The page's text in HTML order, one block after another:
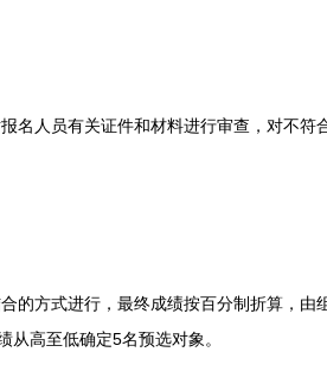
人员有关证件和材料进行审查，对不符
方式进行，最终成绩按百分制折算，由
从高至低确定5名预选对象。